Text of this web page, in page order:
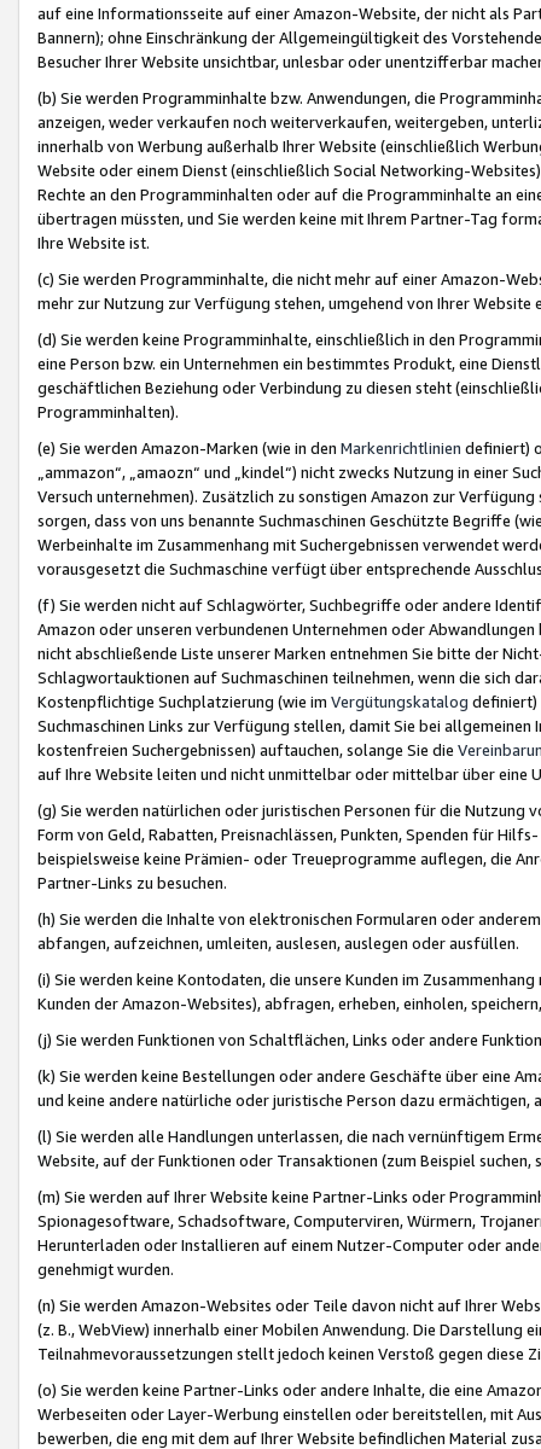
auf eine Informationsseite auf einer Amazon-Website, der nicht als
Bannern); ohne Einschränkung der Allgemeingültigkeit des
Besucher Ihrer Website unsichtbar, unlesbar oder unentzifferbar
(b) Sie werden Programminhalte bzw. Anwendungen, die
anzeigen, weder verkaufen noch weiterverkaufen, weitergeben,
innerhalb von Werbung außerhalb Ihrer Website (einschließlich
Website oder einem Dienst (einschließlich Social Networking-
Rechte an den Programminhalten oder auf die Programminhalte an
übertragen müssten, und Sie werden keine mit Ihrem Partner-Tag
Ihre Website ist.
(c) Sie werden Programminhalte, die nicht mehr auf einer Amazon-
mehr zur Nutzung zur Verfügung stehen, umgehend von Ihrer
(d) Sie werden keine Programminhalte, einschließlich in den
eine Person bzw. ein Unternehmen ein bestimmtes Produkt, eine
geschäftlichen Beziehung oder Verbindung zu diesen steht
Programminhalten).
(e) Sie werden Amazon-Marken (wie in den Markenrichtlinien definiert)
„ammazon“, „amaozn“ und „kindel“) nicht zwecks Nutzung in einer
Versuch unternehmen). Zusätzlich zu sonstigen Amazon zur
sorgen, dass von uns benannte Suchmaschinen Geschützte Begriffe
Werbeinhalte im Zusammenhang mit Suchergebnissen verwendet
vorausgesetzt die Suchmaschine verfügt über entsprechende
(f) Sie werden nicht auf Schlagwörter, Suchbegriffe oder andere
Amazon oder unseren verbundenen Unternehmen oder
nicht abschließende Liste unserer Marken entnehmen Sie bitte der
Schlagwortauktionen auf Suchmaschinen teilnehmen, wenn die sich
Kostenpflichtige Suchplatzierung (wie im Vergütungskatalog definiert)
Suchmaschinen Links zur Verfügung stellen, damit Sie bei
kostenfreien Suchergebnissen) auftauchen, solange Sie die
auf Ihre Website leiten und nicht unmittelbar oder mittelbar über eine
(g) Sie werden natürlichen oder juristischen Personen für die Nutzung
Form von Geld, Rabatten, Preisnachlässen, Punkten, Spenden für
beispielsweise keine Prämien- oder Treueprogramme auflegen, die
Partner-Links zu besuchen.
(h) Sie werden die Inhalte von elektronischen Formularen oder
abfangen, aufzeichnen, umleiten, auslesen, auslegen oder ausfüllen.
(i) Sie werden keine Kontodaten, die unsere Kunden im
Kunden der Amazon-Websites), abfragen, erheben, einholen,
(j) Sie werden Funktionen von Schaltflächen, Links oder andere
(k) Sie werden keine Bestellungen oder andere Geschäfte über eine
und keine andere natürliche oder juristische Person dazu
(l) Sie werden alle Handlungen unterlassen, die nach vernünftigem
Website, auf der Funktionen oder Transaktionen (zum Beispiel
(m) Sie werden auf Ihrer Website keine Partner-Links oder
Spionagesoftware, Schadsoftware, Computerviren, Würmern,
Herunterladen oder Installieren auf einem Nutzer-Computer oder
genehmigt wurden.
(n) Sie werden Amazon-Websites oder Teile davon nicht auf Ihrer
(z. B., WebView) innerhalb einer Mobilen Anwendung. Die Darstellung
Teilnahmevoraussetzungen stellt jedoch keinen Verstoß gegen diese
(o) Sie werden keine Partner-Links oder andere Inhalte, die eine
Werbeseiten oder Layer-Werbung einstellen oder bereitstellen, mit
bewerben, die eng mit dem auf Ihrer Website befindlichen Material